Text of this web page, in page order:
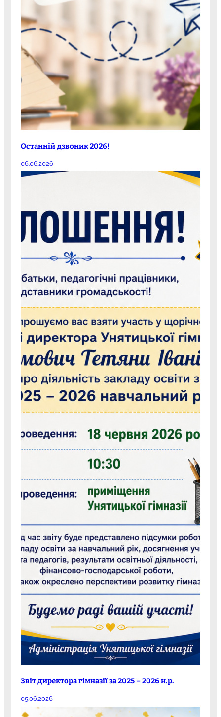
Останній дзвоник 2026!
06.06.2026
Звіт директора гімназії за 2025 – 2026 н.р.
05.06.2026